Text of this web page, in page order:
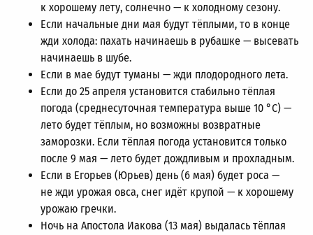
к хорошему лету, солнечно — к холодному сезону.
Если начальные дни мая будут тёплыми, то в конце
жди холода: пахать начинаешь в рубашке — высевать
начинаешь в шубе.
Если в мае будут туманы — жди плодородного лета.
Если до 25 апреля установится стабильно тёплая
погода (среднесуточная температура выше 10 °C) —
лето будет тёплым, но возможны возвратные
заморозки. Если тёплая погода установится только
после 9 мая — лето будет дождливым и прохладным.
Если в Егорьев (Юрьев) день (6 мая) будет роса —
не жди урожая овса, снег идёт крупой — к хорошему
урожаю гречки.
Ночь на Апостола Иакова (13 мая) выдалась тёплая